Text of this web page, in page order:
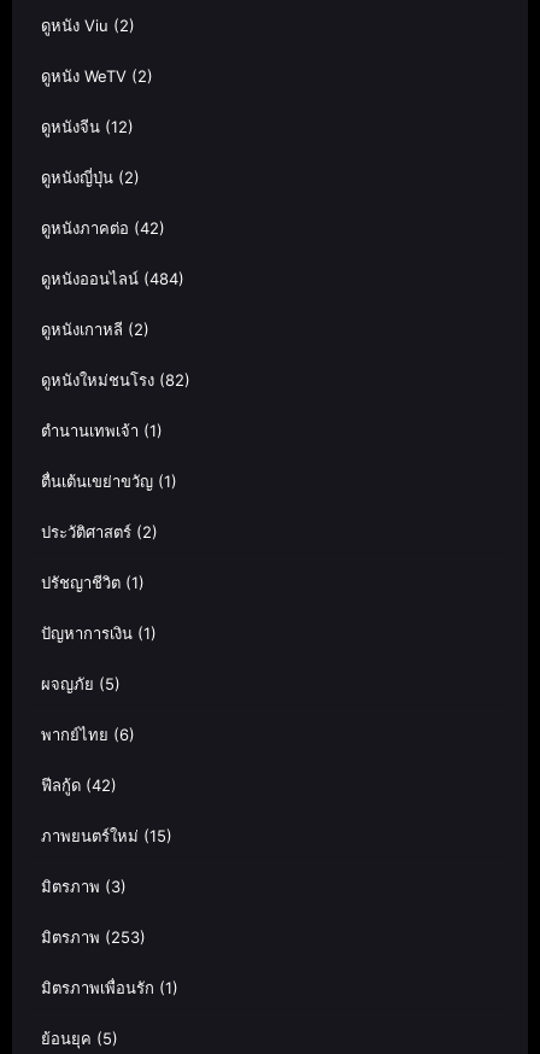
ดูหนัง Viu (2)
ดูหนัง WeTV (2)
ดูหนังจีน (12)
ดูหนังญี่ปุ่น (2)
ดูหนังภาคต่อ (42)
ดูหนังออนไลน์ (484)
ดูหนังเกาหลี (2)
ดูหนังใหม่ชนโรง (82)
ตำนานเทพเจ้า (1)
ตื่นเต้นเขย่าขวัญ (1)
ประวัติศาสตร์ (2)
ปรัชญาชีวิต (1)
ปัญหาการเงิน (1)
ผจญภัย (5)
พากย์ไทย (6)
ฟีลกู้ด (42)
ภาพยนตร์ใหม่ (15)
มิตรภาพ (3)
มิตรภาพ (253)
มิตรภาพเพื่อนรัก (1)
ย้อนยุค (5)